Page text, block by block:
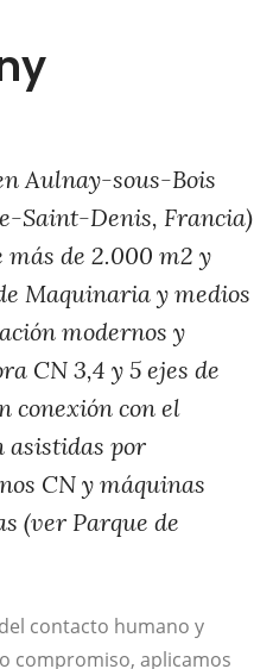
Aulnay-sous-Bois
Saint-Denis, Francia)
de 2.000 m2 y
Maquinaria y medios
modernos y
CN 3,4 y 5 ejes de
conexión con el
asistidas por
CN y máquinas
(ver Parque de
contacto humano y
compromiso, aplicamos